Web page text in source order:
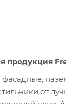
продукция
фасадные,
от